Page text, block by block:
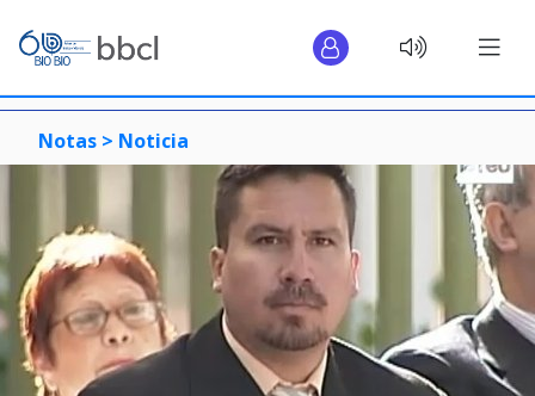
Notas > Noticia